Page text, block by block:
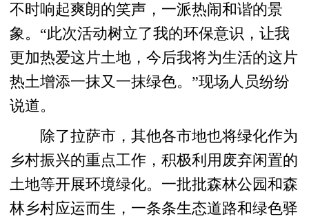
不时响起爽朗的笑声，一派热闹和谐的景
象。“此次活动树立了我的环保意识，让我
更加热爱这片土地，今后我将为生活的这片
热土增添一抹又一抹绿色。”现场人员纷纷
说道。
除了拉萨市，其他各市地也将绿化作为
乡村振兴的重点工作，积极利用废弃闲置的
土地等开展环境绿化。一批批森林公园和森
林乡村应运而生，一条条生态道路和绿色驿